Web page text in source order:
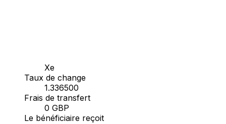
Xe
Taux de change
1.336500
Frais de transfert
0 GBP
Le bénéficiaire reçoit